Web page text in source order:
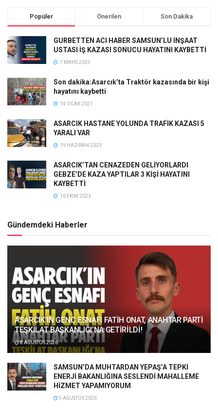
Popüler Önerilen Son Dakika
GURBETTEN ACI HABER SAMSUN’LU İNŞAAT
USTASI İŞ KAZASI SONUCU HAYATINI KAYBETTİ
7 MAYIS 2025
Son dakika:Asarcık’ta Traktör kazasında bir kişi
hayatını kaybetti
14 OCAK 2021
ASARCIK HASTANE YOLUNDA TRAFİK KAZASI 5
YARALI VAR
19 HAZIRAN 2023
ASARCIK’TAN CENAZEDEN GELİYORLARDI
GEBZE’DE KAZA YAPTILAR 3 KİŞİ HAYATINI
KAYBETTİ
16 EKIM 2023
Gündemdeki Haberler
ASARCIK’IN GENÇ ESNAFI FATİH ONAT, ANAHTAR PARTİ
TEŞKİLAT BAŞKANLIĞI’NA GETİRİLDİ!
8 AĞUSTOS 2026
SAMSUN’DA MUHTARDAN YEPAŞ’A TEPKİ
ENERJİ BAKANLIĞINA SESLENDİ MAHALLEME
HİZMET YAPAMIYORUM
5 AĞUSTOS 2026